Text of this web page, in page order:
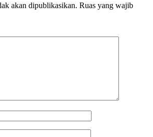
akan dipublikasikan. Ruas yang wajib